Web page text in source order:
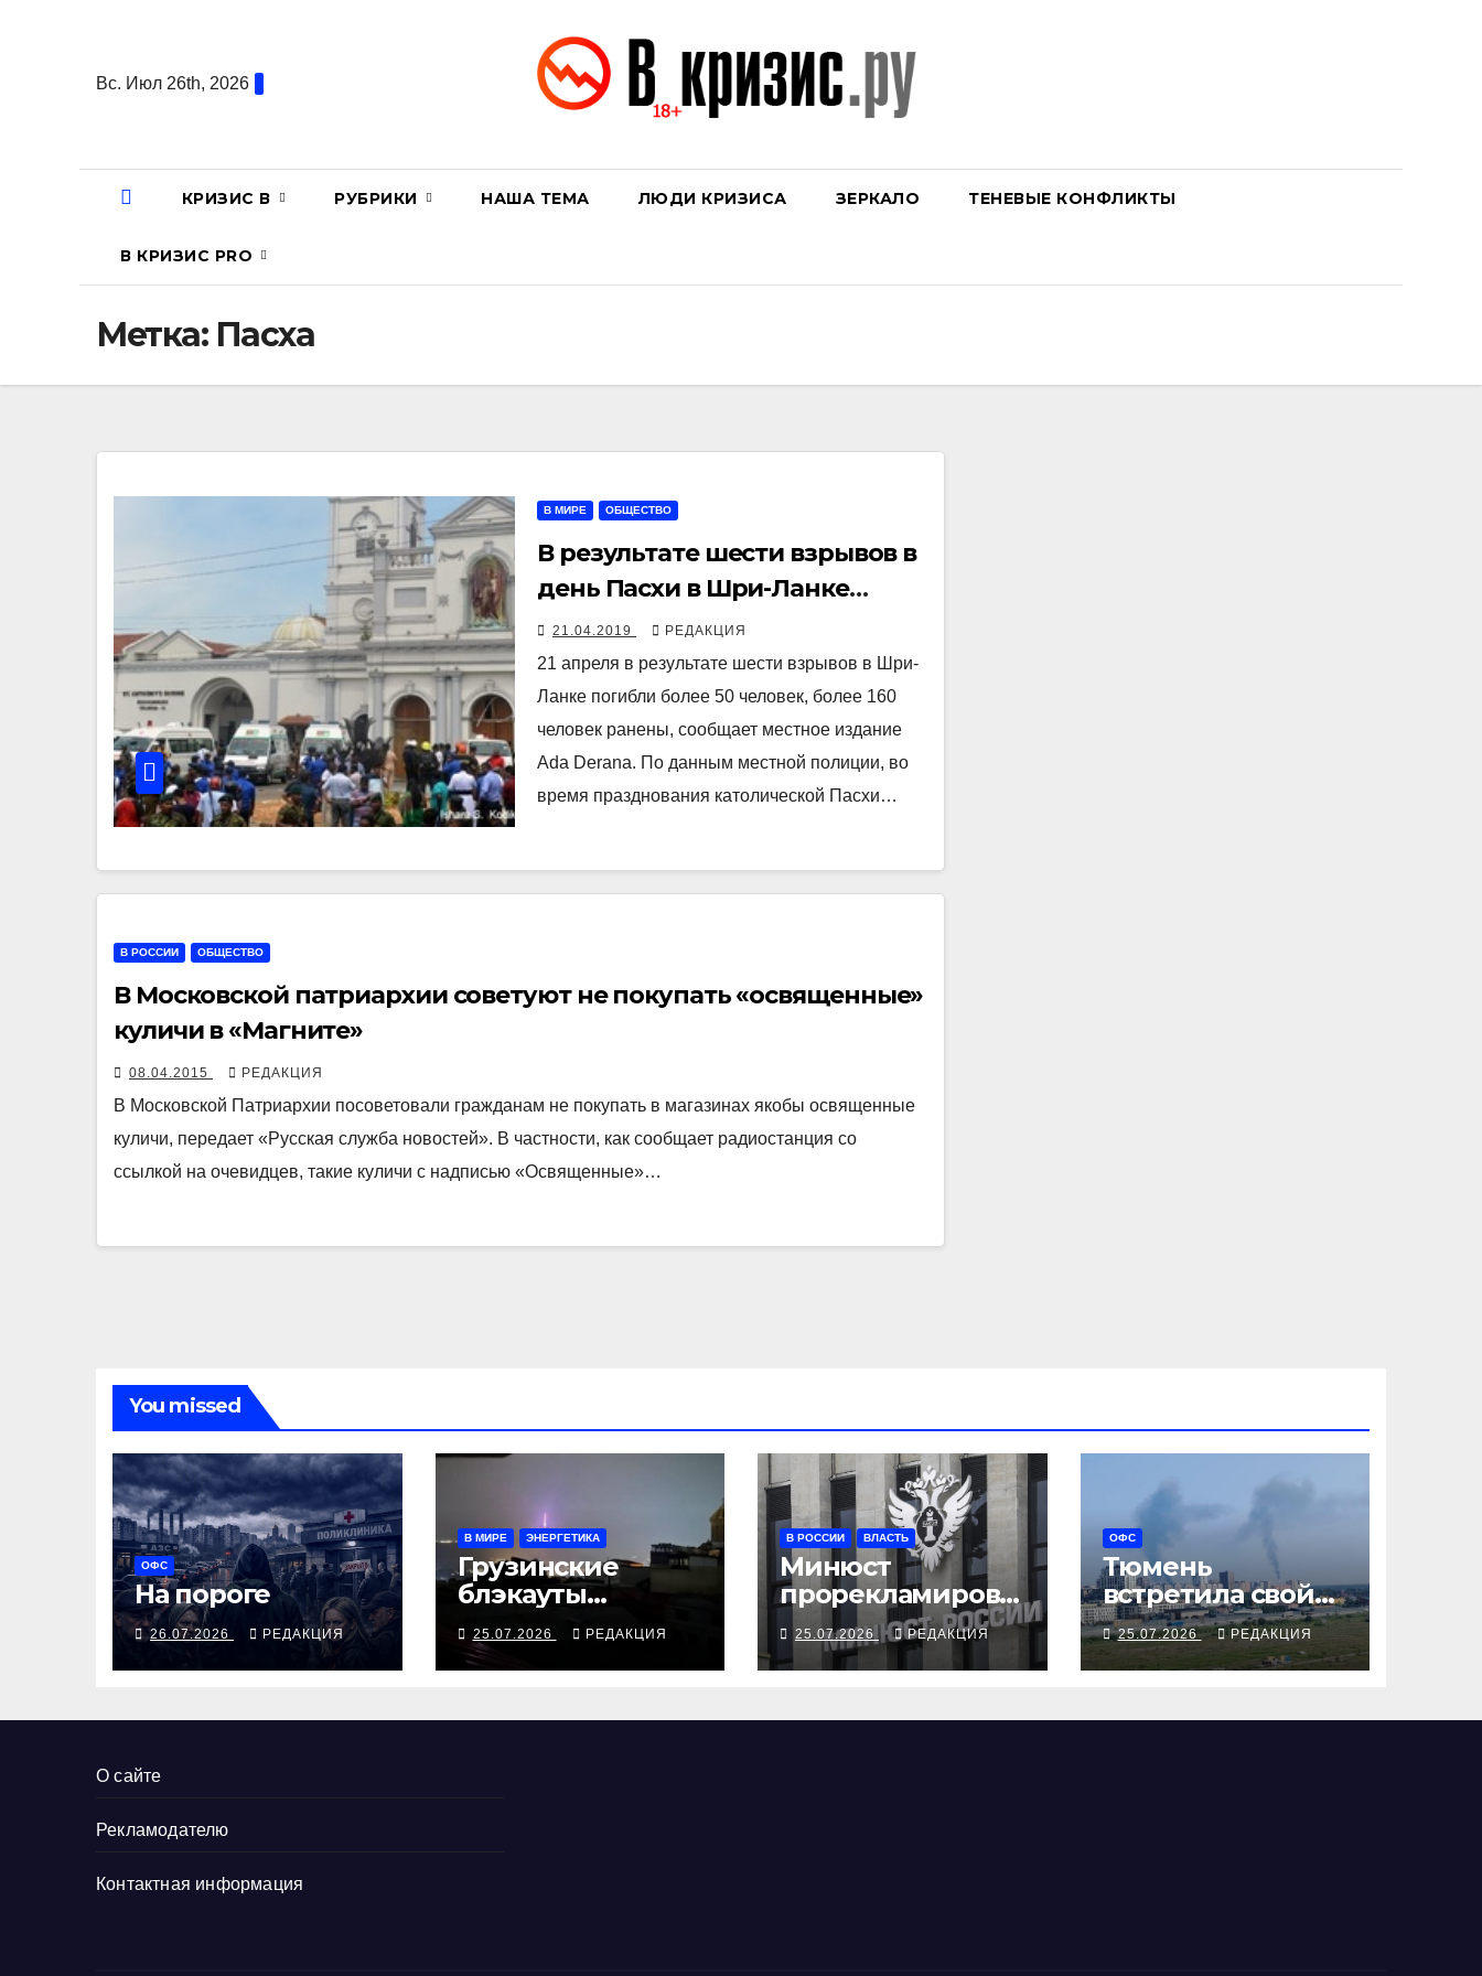
содержаниюВс. Июл 26th, 2026
КРИЗИС В РУБРИКИ НАША ТЕМА ЛЮДИ КРИЗИСА ЗЕРКАЛО ТЕНЕВЫЕ КОНФЛИКТЫ
В КРИЗИС PRO
Метка: Пасха
В МИРЕ ОБЩЕСТВО
В результате шести взрывов в
день Пасхи в Шри-Ланке
погибли более 50 человек
21.04.2019 РЕДАКЦИЯ
21 апреля в результате шести взрывов в Шри-
Ланке погибли более 50 человек, более 160
человек ранены, сообщает местное издание
Ada Derana. По данным местной полиции, во
время празднования католической Пасхи…
В РОССИИ ОБЩЕСТВО
В Московской патриархии советуют не покупать «освященные»
куличи в «Магните»
08.04.2015 РЕДАКЦИЯ
В Московской Патриархии посоветовали гражданам не покупать в магазинах якобы освященные
куличи, передает «Русская служба новостей». В частности, как сообщает радиостанция со
ссылкой на очевидцев, такие куличи с надписью «Освященные»…
You missed
ОФС
На пороге
26.07.2026 РЕДАКЦИЯ
В МИРЕ ЭНЕРГЕТИКА
Грузинские
блэкауты
расследуются в
контексте
госбезопасности
25.07.2026 РЕДАКЦИЯ
В РОССИИ ВЛАСТЬ
Минюст
прорекламирова
л «иноагентов» и
РДК
25.07.2026 РЕДАКЦИЯ
ОФС
Тюмень
встретила свой
юбилей с
огоньком
25.07.2026 РЕДАКЦИЯ
О сайте
Рекламодателю
Контактная информация